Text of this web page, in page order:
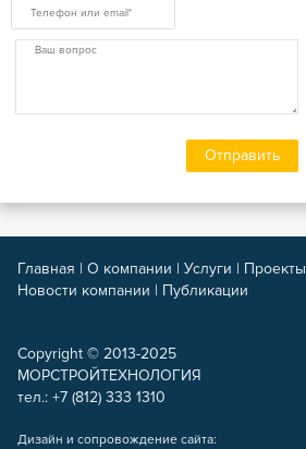
Copyright © 2013-2025
МОРСТРОЙТЕХНОЛОГИЯ
тел.: +7 (812) 333 1310
Главная | О компании | Услуги | Проекты
Новости компании | Публикации
Дизайн и сопровождение сайта: